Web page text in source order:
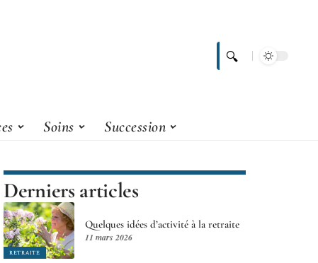
Soins Succession
Derniers articles
RETRAITE
Quelques idées d’activité à la retraite
11 mars 2026